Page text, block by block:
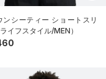
ンシーティー ショートスリ
イフスタイル/MEN）